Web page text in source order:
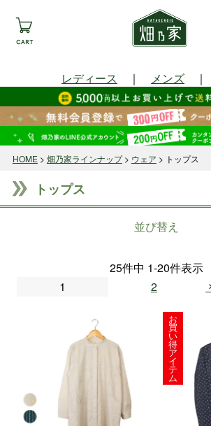
レディース ｜ メンズ ｜
HOME 畑乃家ラインナップ ウェア トップス
トップス
並び替え
25件中 1-20件表示
1
2
お
買
い
得
ア
イ
テ
ム